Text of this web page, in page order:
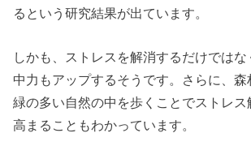
るという研究結果が出ています。
しかも、ストレスを解消するだけでは
中力もアップするそうです。さらに、森
緑の多い自然の中を歩くことでストレ
高まることもわかっています。